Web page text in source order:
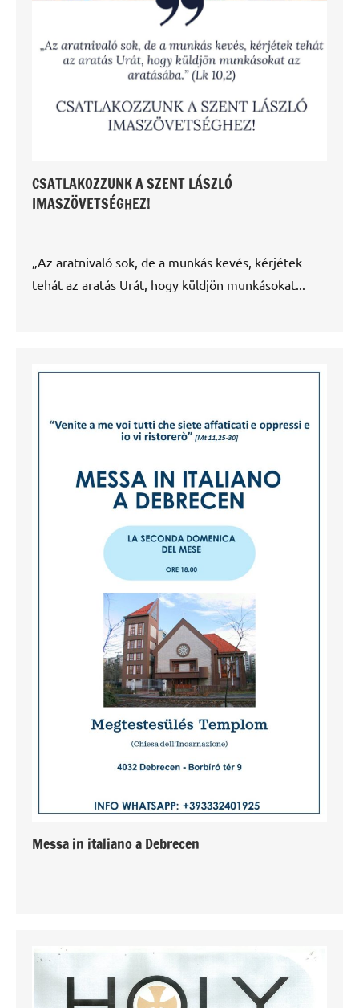
CSATLAKOZZUNK A SZENT LÁSZLÓ
IMASZÖVETSÉGHEZ!
„Az aratnivaló sok, de a munkás kevés, kérjétek
tehát az aratás Urát, hogy küldjön munkásokat...
Messa in italiano a Debrecen